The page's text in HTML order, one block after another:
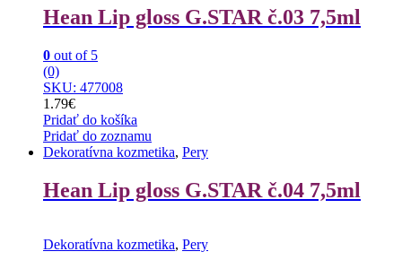
Hean Lip gloss G.STAR č.03 7,5ml
0 out of 5
(0)
SKU: 477008
1.79€
Pridať do košíka
Pridať do zoznamu
Dekoratívna kozmetika, Pery
Hean Lip gloss G.STAR č.04 7,5ml
Dekoratívna kozmetika, Pery